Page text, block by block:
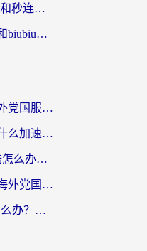
海外党必看：Quickback和秒连好用吗？3步选对回国加速器，无缝刷国内资源
海外党必看：雷神手游和biubiu好用吗？3招选对回国加速器无缝刷国内资源
国外可以玩艾希么？海外党国服游戏畅玩终极指南（附加速器选择秘籍）
在国外玩逆战需要下载什么加速器呢？海外党亲测有效的国服游戏加速指南
300大作战国外无法登陆怎么办？海外玩家亲测有效的解决指南
法国怎么玩我的勇者？海外党国服游戏不卡攻略，附3款热门游戏加速实测
国外玩BanG网络延迟怎么办？海外玩家亲测有效的国服游戏加速指南